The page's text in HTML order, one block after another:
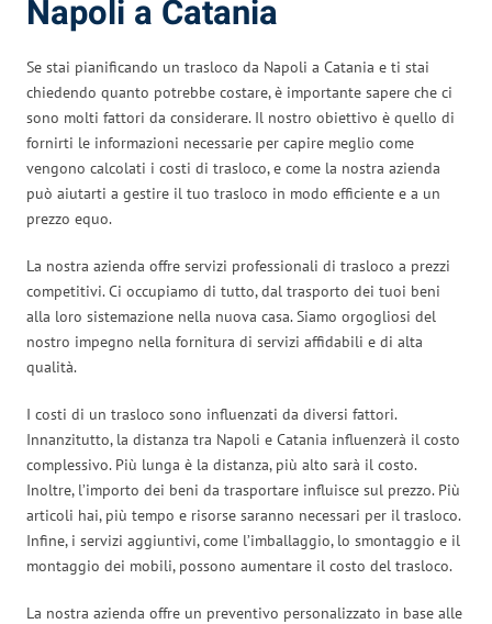
Napoli a Catania
Se stai pianificando un trasloco da Napoli a Catania e ti stai
chiedendo quanto potrebbe costare, è importante sapere che ci
sono molti fattori da considerare. Il nostro obiettivo è quello di
fornirti le informazioni necessarie per capire meglio come
vengono calcolati i costi di trasloco, e come la nostra azienda
può aiutarti a gestire il tuo trasloco in modo efficiente e a un
prezzo equo.
La nostra azienda offre servizi professionali di trasloco a prezzi
competitivi. Ci occupiamo di tutto, dal trasporto dei tuoi beni
alla loro sistemazione nella nuova casa. Siamo orgogliosi del
nostro impegno nella fornitura di servizi affidabili e di alta
qualità.
I costi di un trasloco sono influenzati da diversi fattori.
Innanzitutto, la distanza tra Napoli e Catania influenzerà il costo
complessivo. Più lunga è la distanza, più alto sarà il costo.
Inoltre, l’importo dei beni da trasportare influisce sul prezzo. Più
articoli hai, più tempo e risorse saranno necessari per il trasloco.
Infine, i servizi aggiuntivi, come l’imballaggio, lo smontaggio e il
montaggio dei mobili, possono aumentare il costo del trasloco.
La nostra azienda offre un preventivo personalizzato in base alle